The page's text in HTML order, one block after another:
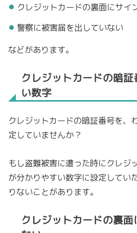
クレジットカードの裏面にサイ
警察に被害届を出していない
などがあります。
クレジットカードの暗
い数字
クレジットカードの暗証番号を、
定していませんか？
もし盗難被害に遭った時にクレジ
が分かりやすい数字に設定してい
りないことがあります。
クレジットカードの裏